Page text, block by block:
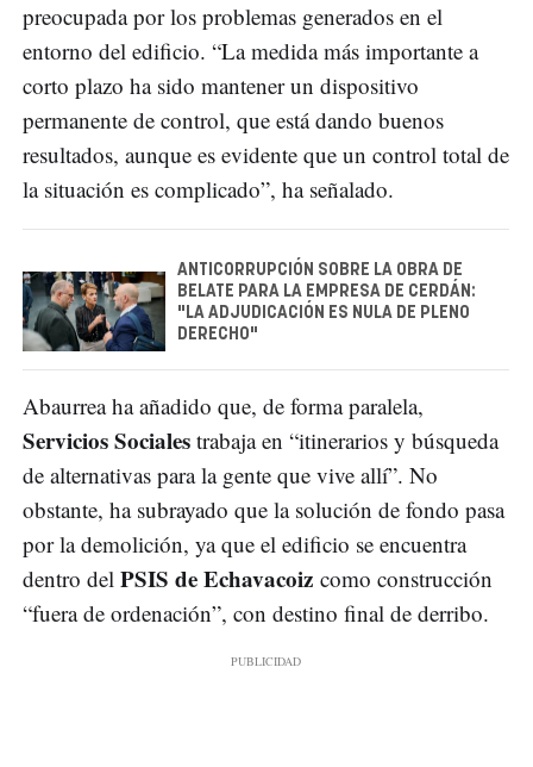
preocupada por los problemas generados en el
entorno del edificio. “La medida más importante a
corto plazo ha sido mantener un dispositivo
permanente de control, que está dando buenos
resultados, aunque es evidente que un control total de
la situación es complicado”, ha señalado.
ANTICORRUPCIÓN SOBRE LA OBRA DE
BELATE PARA LA EMPRESA DE CERDÁN:
"LA ADJUDICACIÓN ES NULA DE PLENO
DERECHO"
Abaurrea ha añadido que, de forma paralela,
Servicios Sociales trabaja en “itinerarios y búsqueda
de alternativas para la gente que vive allí”. No
obstante, ha subrayado que la solución de fondo pasa
por la demolición, ya que el edificio se encuentra
dentro del PSIS de Echavacoiz como construcción
“fuera de ordenación”, con destino final de derribo.